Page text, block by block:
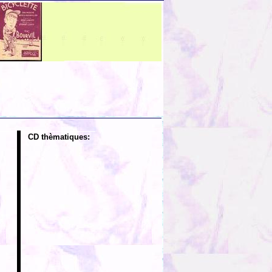
CD thèmatiques: